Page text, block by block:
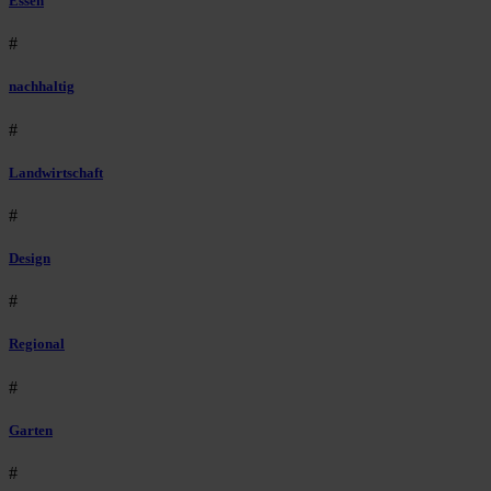
#
nachhaltig
#
Landwirtschaft
#
Design
#
Regional
#
Garten
#